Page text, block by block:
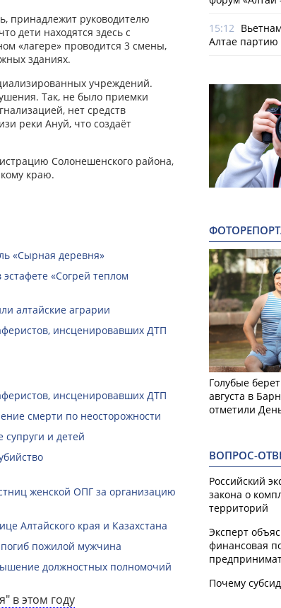
принадлежит руководителю
дети находятся здесь с
«лагере» проводится 3 смены,
зданиях.
учреждений.
Так, не было приемки
нет средств
реки Ануй, что создаёт
Солонешенского района,
краю.
«Сырная деревня»
«Согрей теплом
алтайские аграрии
инсценировавших ДТП
инсценировавших ДТП
смерти по неосторожности
супруги и детей
женской ОПГ за организацию
Алтайского края и Казахстана
пожилой мужчина
должностных полномочий
в этом году
15:12
Алтае партию
Голубые
августа в
отметили
ВОПРОС-
Российский
закона о
территорий
Эксперт
финансовая
Почему